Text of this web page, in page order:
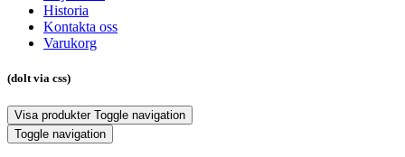
Historia
Kontakta oss
Varukorg
(dolt via css)
Visa produkter Toggle navigation
Toggle navigation